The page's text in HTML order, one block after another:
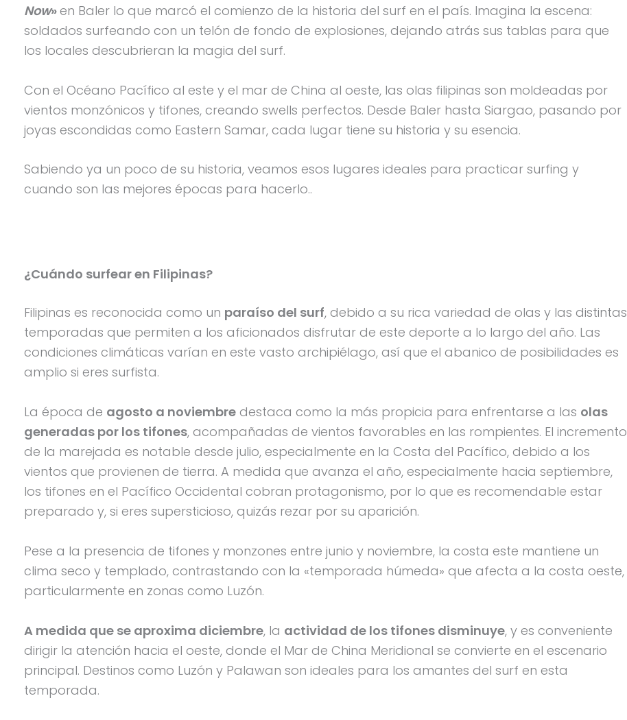
Now» en Baler lo que marcó el comienzo de la historia del surf en el país. Imagina la escena:
soldados surfeando con un telón de fondo de explosiones, dejando atrás sus tablas para que
los locales descubrieran la magia del surf.
Con el Océano Pacífico al este y el mar de China al oeste, las olas filipinas son moldeadas por
vientos monzónicos y tifones, creando swells perfectos. Desde Baler hasta Siargao, pasando por
joyas escondidas como Eastern Samar, cada lugar tiene su historia y su esencia.
Sabiendo ya un poco de su historia, veamos esos lugares ideales para practicar surfing y
cuando son las mejores épocas para hacerlo..
¿Cuándo surfear en Filipinas?
Filipinas es reconocida como un paraíso del surf, debido a su rica variedad de olas y las distintas
temporadas que permiten a los aficionados disfrutar de este deporte a lo largo del año. Las
condiciones climáticas varían en este vasto archipiélago, así que el abanico de posibilidades es
amplio si eres surfista.
La época de agosto a noviembre destaca como la más propicia para enfrentarse a las olas
generadas por los tifones, acompañadas de vientos favorables en las rompientes. El incremento
de la marejada es notable desde julio, especialmente en la Costa del Pacífico, debido a los
vientos que provienen de tierra. A medida que avanza el año, especialmente hacia septiembre,
los tifones en el Pacífico Occidental cobran protagonismo, por lo que es recomendable estar
preparado y, si eres supersticioso, quizás rezar por su aparición.
Pese a la presencia de tifones y monzones entre junio y noviembre, la costa este mantiene un
clima seco y templado, contrastando con la «temporada húmeda» que afecta a la costa oeste,
particularmente en zonas como Luzón.
A medida que se aproxima diciembre, la actividad de los tifones disminuye, y es conveniente
dirigir la atención hacia el oeste, donde el Mar de China Meridional se convierte en el escenario
principal. Destinos como Luzón y Palawan son ideales para los amantes del surf en esta
temporada.